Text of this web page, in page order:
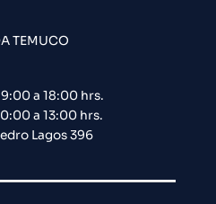
TEMUCO
a 18:00 hrs.
a 13:00 hrs.
Lagos 396